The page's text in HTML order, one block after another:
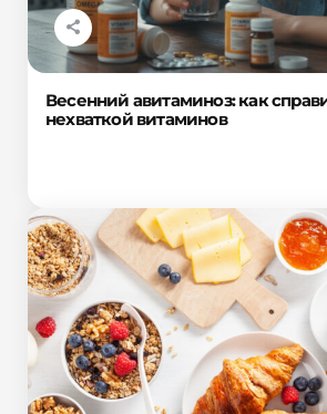
Весенний авитаминоз: как
нехваткой витаминов